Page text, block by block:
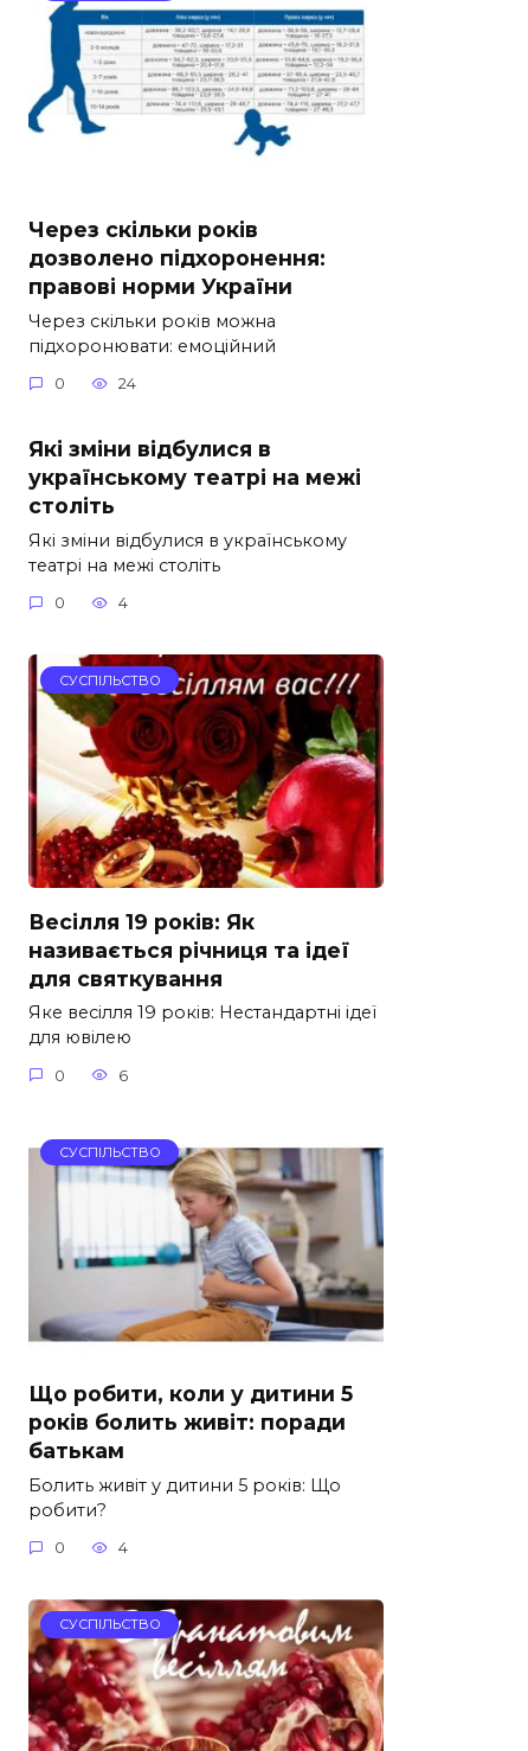
Через скільки років
дозволено підхоронення:
правові норми України
Через скільки років можна
підхоронювати: емоційний
0 24
Які зміни відбулися в
українському театрі на межі
століть
Які зміни відбулися в українському
театрі на межі століть
0 4
СУСПІЛЬСТВО
Весілля 19 років: Як
називається річниця та ідеї
для святкування
Яке весілля 19 років: Нестандартні ідеї
для ювілею
0 6
СУСПІЛЬСТВО
Що робити, коли у дитини 5
років болить живіт: поради
батькам
Болить живіт у дитини 5 років: Що
робити?
0 4
СУСПІЛЬСТВО